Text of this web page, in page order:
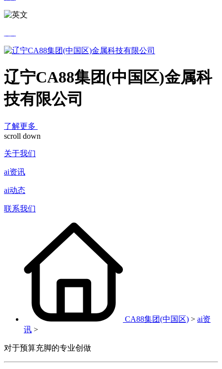
辽宁CA88集团(中国区)金属科
技有限公司
了解更多
scroll down
关于我们
ai资讯
ai动态
联系我们
CA88集团(中国区) > ai资
讯 >
对于预算充脚的专业创做